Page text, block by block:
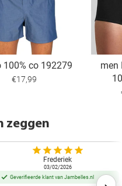
100% co 192279
€17,99
men
zeggen
Frederiek
03/02/2026
Geverifieerde klant van Jambelles.nl